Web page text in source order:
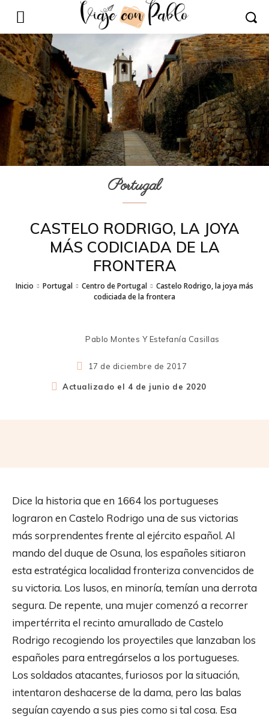
Portugal
CASTELO RODRIGO, LA JOYA
MÁS CODICIADA DE LA
FRONTERA
Inicio Portugal Centro de Portugal
Castelo Rodrigo, la joya más
codiciada de la frontera
Pablo Montes Y Estefanía Casillas
17 de diciembre de 2017
Actualizado el 4 de junio de 2020
Dice la historia que en 1664 los portugueses
lograron en Castelo Rodrigo una de sus victorias
más sorprendentes frente al ejército español. Al
mando del duque de Osuna, los españoles sitiaron
esta estratégica localidad fronteriza convencidos de
su victoria. Los lusos, en minoría, temían una derrota
segura. De repente, una mujer comenzó a recorrer
impertérrita el recinto amurallado de Castelo
Rodrigo recogiendo los proyectiles que lanzaban los
españoles para entregárselos a los portugueses.
Los soldados atacantes, furiosos por la situación,
intentaron deshacerse de la dama, pero las balas
seguían cayendo a sus pies como si tal cosa. Esa